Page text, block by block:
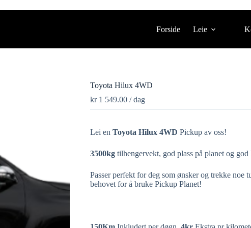
Forside Leie
Toyota Hilux 4WD
kr1 549.00 / dag
Lei en Toyota Hilux 4WD Pickup av oss!
3500kgtilhengervekt, god plass på planet og
Passer perfekt for deg som ønsker og trekke noe
behovet for å bruke Pickup Planet!